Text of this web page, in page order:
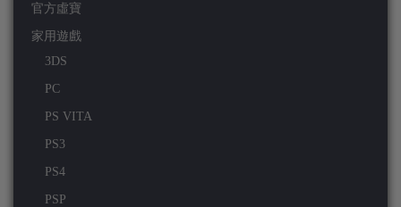
官方虛寶
家用遊戲
3DS
PC
PS VITA
PS3
PS4
PSP